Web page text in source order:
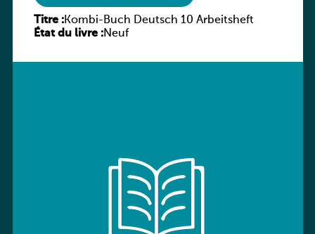
Titre :Kombi-Buch Deutsch 10 Arbeitsheft
État du livre :Neuf